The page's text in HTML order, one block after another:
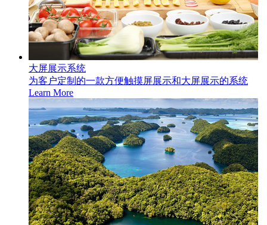
大屏展示系统
为客户定制的一款方便触摸屏展示和大屏展示的系统
Learn More